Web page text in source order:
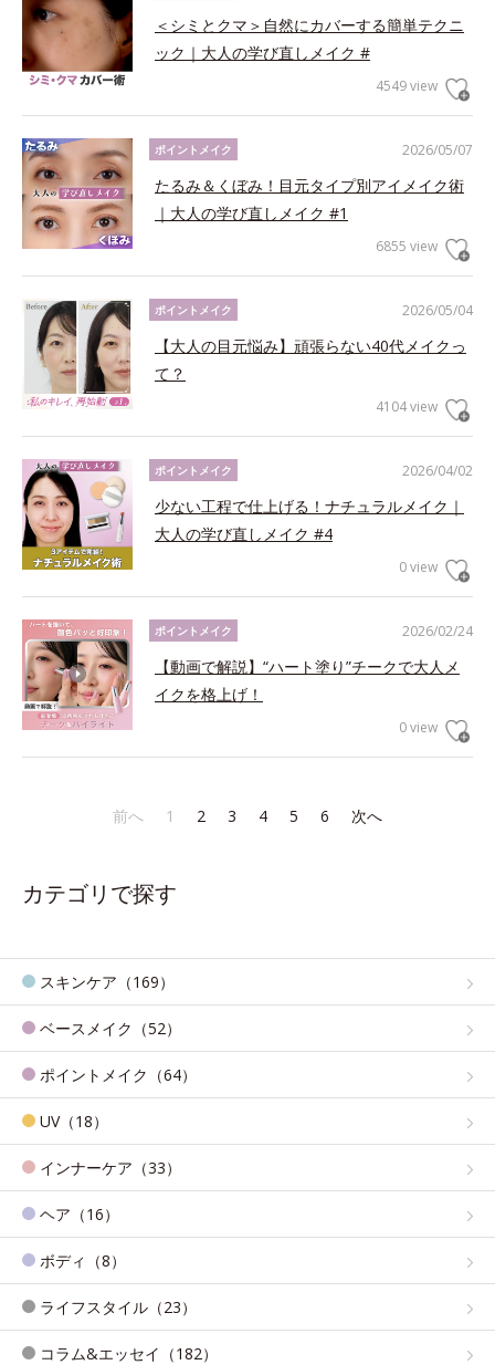
＜シミとクマ＞自然にカバーする簡単テクニ
ック｜大人の学び直しメイク #
4549 view
2026/05/07
ポイントメイク
たるみ＆くぼみ！目元タイプ別アイメイク術
｜大人の学び直しメイク #1
6855 view
2026/05/04
ポイントメイク
【大人の目元悩み】頑張らない40代メイクっ
て？
4104 view
2026/04/02
ポイントメイク
少ない工程で仕上げる！ナチュラルメイク｜
大人の学び直しメイク #4
0 view
2026/02/24
ポイントメイク
【動画で解説】“ハート塗り”チークで大人メ
イクを格上げ！
0 view
前へ 1 2 3 4 5 6 次へ
カテゴリで探す
スキンケア（169）
ベースメイク（52）
ポイントメイク（64）
UV（18）
インナーケア（33）
ヘア（16）
ボディ（8）
ライフスタイル（23）
コラム&エッセイ（182）